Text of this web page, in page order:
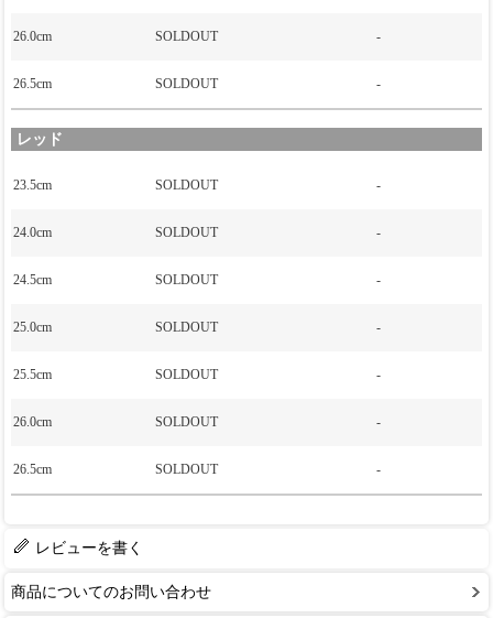
26.0cm SOLDOUT -
26.5cm SOLDOUT -
レッド
23.5cm SOLDOUT -
24.0cm SOLDOUT -
24.5cm SOLDOUT -
25.0cm SOLDOUT -
25.5cm SOLDOUT -
26.0cm SOLDOUT -
26.5cm SOLDOUT -
レビューを書く
商品についてのお問い合わせ